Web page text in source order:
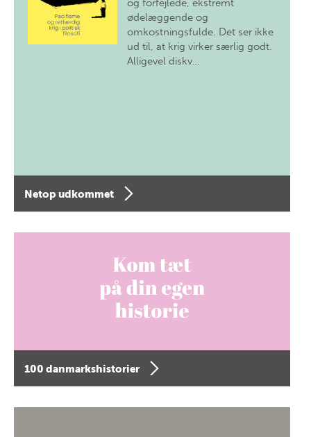
og forfejlede, ekstremt
ødelæggende og
omkostningsfulde. Det ser ikke
ud til, at krig virker særlig godt.
Alligevel diskv…
Netop udkommet
100 danmarkshistorier